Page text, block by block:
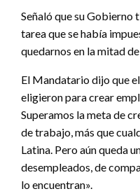
Señaló que su Gobierno
tarea que se había
quedarnos en la mitad
El Mandatario dijo que
eligieron para crear
Superamos la meta de
de trabajo, más que
Latina. Pero aún queda
desempleados, de
lo encuentran».